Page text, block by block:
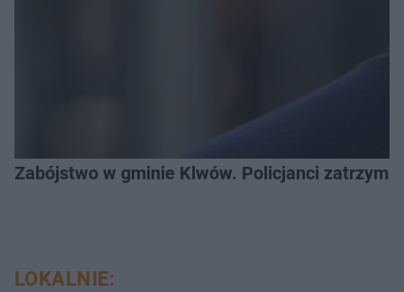
Zabójstwo w gminie Klwów. Policjanci
LOKALNIE: